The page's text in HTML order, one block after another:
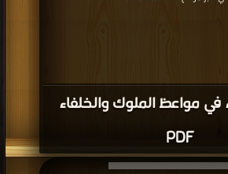
مواعظ الملوك والخلفاء
PDF